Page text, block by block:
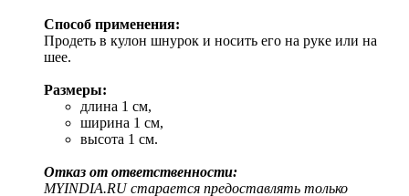
Способ применения:
Продеть в кулон шнурок и носить его на руке или на
шее.
Размеры:
длина 1 см,
ширина 1 см,
высота 1 см.
Отказ от ответственности:
MYINDIA.RU старается предоставлять только